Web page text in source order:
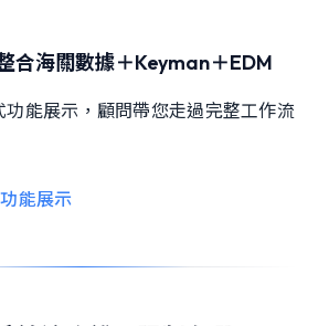
合海關數據＋Keyman＋EDM
能展示，顧問帶您走過完整工作流
能展示